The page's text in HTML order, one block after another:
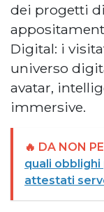
dei progetti
Digital: i
universo
avatar,
immersive.
🔥 DA NON
quali
attestati